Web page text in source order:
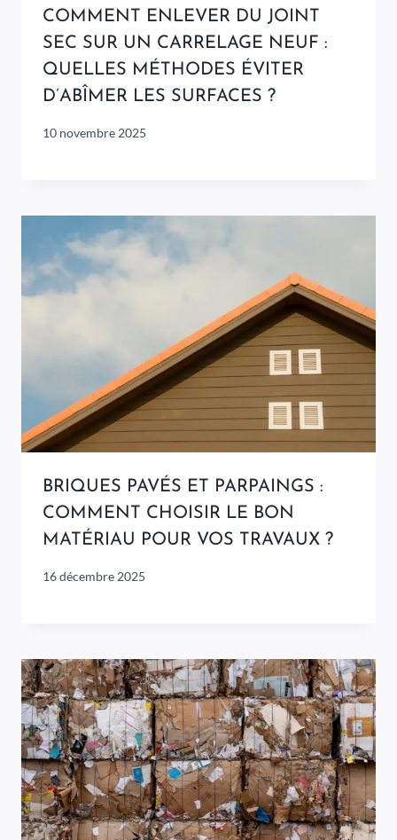
COMMENT ENLEVER DU JOINT
SEC SUR UN CARRELAGE NEUF :
QUELLES MÉTHODES ÉVITER
D’ABÎMER LES SURFACES ?
10 novembre 2025
BRIQUES PAVÉS ET PARPAINGS :
COMMENT CHOISIR LE BON
MATÉRIAU POUR VOS TRAVAUX ?
16 décembre 2025